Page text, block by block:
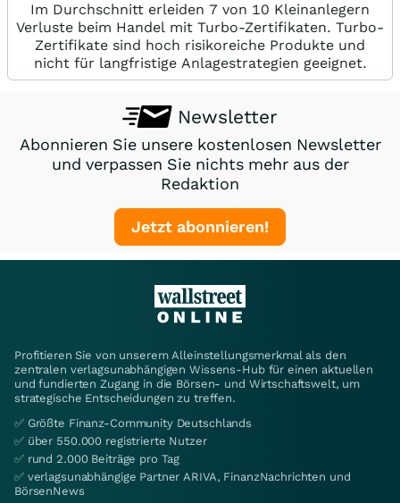
Im Durchschnitt erleiden 7 von 10 Kleinanlegern
Verluste beim Handel mit Turbo-Zertifikaten. Turbo-
Zertifikate sind hoch risikoreiche Produkte und
nicht für langfristige Anlagestrategien geeignet.
Newsletter
Abonnieren Sie unsere kostenlosen Newsletter
und verpassen Sie nichts mehr aus der
Redaktion
Jetzt abonnieren!
Profitieren Sie von unserem Alleinstellungsmerkmal als den
zentralen verlagsunabhängigen Wissens-Hub für einen aktuellen
und fundierten Zugang in die Börsen- und Wirtschaftswelt, um
strategische Entscheidungen zu treffen.
✅ Größte Finanz-Community Deutschlands
✅ über 550.000 registrierte Nutzer
✅ rund 2.000 Beiträge pro Tag
✅ verlagsunabhängige Partner ARIVA, FinanzNachrichten und
BörsenNews